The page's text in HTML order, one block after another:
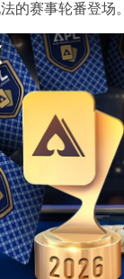
的赛事轮番登场。